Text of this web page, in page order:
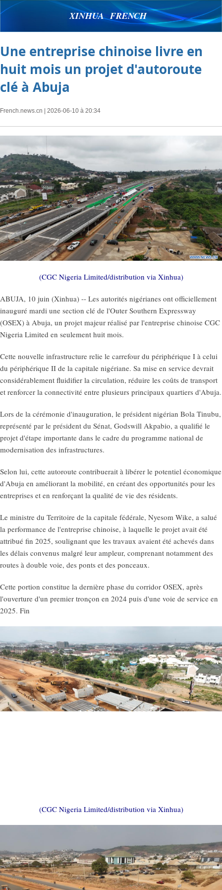
XINHUA FRENCH
Une entreprise chinoise livre en
huit mois un projet d'autoroute
clé à Abuja
French.news.cn | 2026-06-10 à 20:34
(CGC Nigeria Limited/distribution via Xinhua)
ABUJA, 10 juin (Xinhua) -- Les autorités nigérianes ont officiellement
inauguré mardi une section clé de l'Outer Southern Expressway
(OSEX) à Abuja, un projet majeur réalisé par l'entreprise chinoise CGC
Nigeria Limited en seulement huit mois.
Cette nouvelle infrastructure relie le carrefour du périphérique I à celui
du périphérique II de la capitale nigériane. Sa mise en service devrait
considérablement fluidifier la circulation, réduire les coûts de transport
et renforcer la connectivité entre plusieurs principaux quartiers d'Abuja.
Lors de la cérémonie d'inauguration, le président nigérian Bola Tinubu,
représenté par le président du Sénat, Godswill Akpabio, a qualifié le
projet d'étape importante dans le cadre du programme national de
modernisation des infrastructures.
Selon lui, cette autoroute contribuerait à libérer le potentiel économique
d'Abuja en améliorant la mobilité, en créant des opportunités pour les
entreprises et en renforçant la qualité de vie des résidents.
Le ministre du Territoire de la capitale fédérale, Nyesom Wike, a salué
la performance de l'entreprise chinoise, à laquelle le projet avait été
attribué fin 2025, soulignant que les travaux avaient été achevés dans
les délais convenus malgré leur ampleur, comprenant notamment des
routes à double voie, des ponts et des ponceaux.
Cette portion constitue la dernière phase du corridor OSEX, après
l'ouverture d'un premier tronçon en 2024 puis d'une voie de service en
2025. Fin
(CGC Nigeria Limited/distribution via Xinhua)